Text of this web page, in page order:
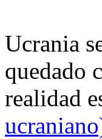
Ucrania
quedado
realidad